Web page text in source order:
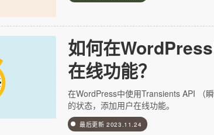
如何在
在线功能？
在WordPress中使用Transients API （
的状态，添加用户在线功能。
最后更新2023.11.24